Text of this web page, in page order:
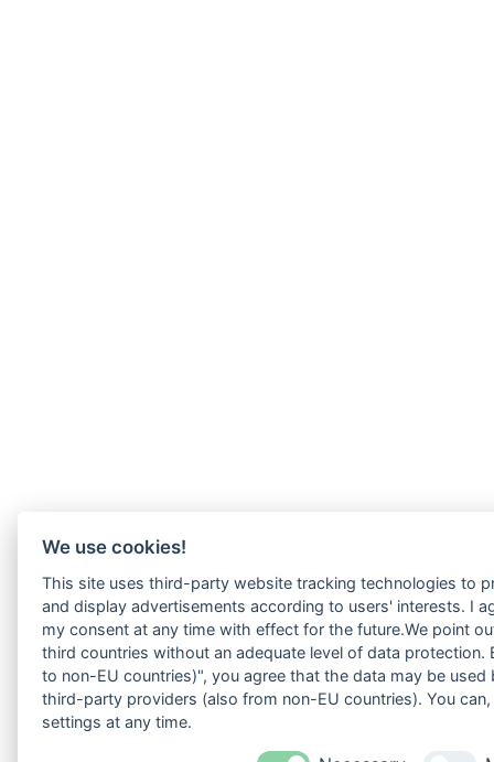
We use cookies!
This site uses third-party website tracking technologies to
and display advertisements according to users' interests. I
my consent at any time with effect for the future.We point
third countries without an adequate level of data protection.
to non-EU countries)", you agree that the data may be
third-party providers (also from non-EU countries). You
settings at any time.